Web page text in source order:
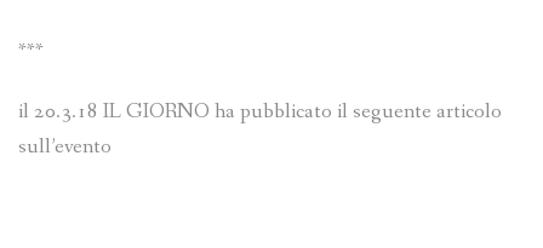
***
il 20.3.18 IL GIORNO ha pubblicato il seguente articolo
sull’evento